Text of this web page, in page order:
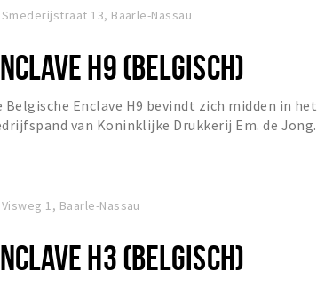
Smederijstraat 13, Baarle-Nassau
H9 (BELGISCH)
Belgische Enclave H9 bevindt zich midden in het
van Koninklijke Drukkerij Em. de Jong.
Visweg 1, Baarle-Nassau
H3 (BELGISCH)